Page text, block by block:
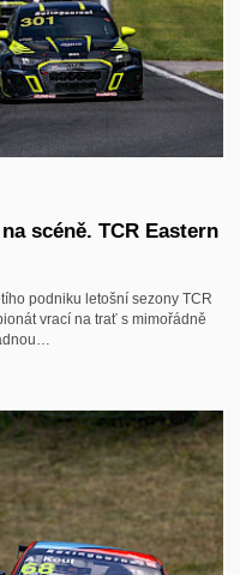
scéně. TCR Eastern
podniku letošní sezony TCR
vrací na trať s mimořádně